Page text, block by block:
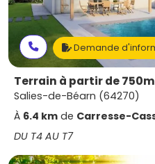
Demande
Terrain à partir de
Salies-de-Béarn (64270)
À 6.4 km de Carresse-
DU T4 AU T7